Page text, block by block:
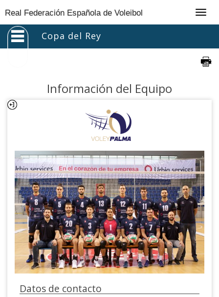
Real Federación Española de Voleibol
Copa del Rey
Información del Equipo
Datos de contacto